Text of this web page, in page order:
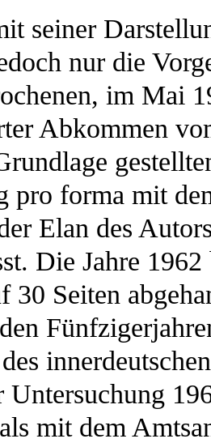
seiner
nur die
im Mai
Abkommen
pro forma mit
Elan des
Die Jahre
30 Seiten
Untersuchung
mit dem